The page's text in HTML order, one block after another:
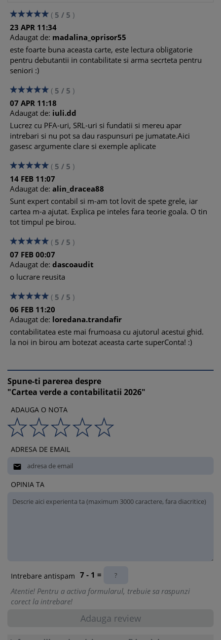
( 5 / 5 )
23 APR 11:34
Adaugat de: madalina_oprisor55
este foarte buna aceasta carte, este lectura obligatorie
pentru debutantii in contabilitate si arma secrteta pentru
seniori :)
( 5 / 5 )
07 APR 11:18
Adaugat de: iuli.dd
Lucrez cu PFA-uri, SRL-uri si fundatii si mereu apar
intrebari si nu pot sa dau raspunsuri pe jumatate.Aici
gasesc argumente clare si exemple aplicate
( 5 / 5 )
14 FEB 11:07
Adaugat de: alin_dracea88
Sunt expert contabil si m-am tot lovit de spete grele, iar
cartea m-a ajutat. Explica pe inteles fara teorie goala. O tin
tot timpul pe birou.
( 5 / 5 )
07 FEB 00:07
Adaugat de: dascoaudit
o lucrare reusita
( 5 / 5 )
06 FEB 11:20
Adaugat de: loredana.trandafir
contabilitatea este mai frumoasa cu ajutorul acestui ghid.
la noi in birou am botezat aceasta carte superConta! :)
Spune-ti parerea despre
"Cartea verde a contabilitatii 2026"
ADAUGA O NOTA
ADRESA DE EMAIL

OPINIA TA
Intrebare antispam 7 - 1 =
Atentie! Pentru a activa formularul, trebuie sa raspunzi
corect la intrebare!